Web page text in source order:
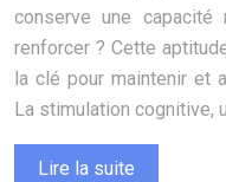
conserve une capacité
renforcer ? Cette
la clé pour maintenir et
La stimulation cognitive,
Lire la suite